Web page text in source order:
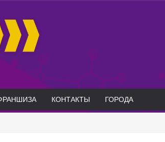
КОНТАКТЫ ГОРОДА